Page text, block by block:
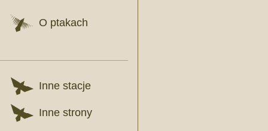
O ptakach
Inne stacje
Inne strony